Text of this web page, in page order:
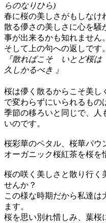
らのなりひら)
春に桜の美しさがもしなけ
散る儚さの美しさに心を騒
事が出来るかも知れません。
そして上の句への返しです。
『散ればこそ いとど桜
久しかるべき 』
作者
桜は儚く散るからこそ美し
で変わらずにいられるもの
季節の移ろいと同じで、人
いのです。
桜彩華のペタル、桜華パウ
オーガニック桜紅茶を桜を
桜の咲く美しさと散り行く
せんか？
この様な時期だから私達は
ます。
桜を思い別れ惜しみ、葉桜